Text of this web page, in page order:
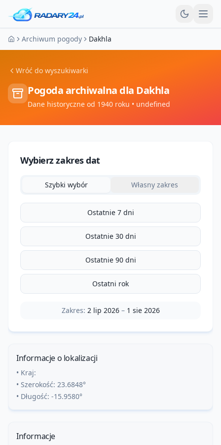
Strona główna
Archiwum pogody Dakhla
Wróć do wyszukiwarki
Pogoda archiwalna dla Dakhla
Dane historyczne od 1940 roku • undefined
Wybierz zakres dat
Szybki wybór Własny zakres
Ostatnie 7 dni
Ostatnie 30 dni
Ostatnie 90 dni
Ostatni rok
Zakres: 2 lip 2026– 1 sie 2026
Informacje o lokalizacji
• Kraj:
• Szerokość: 23.6848°
• Długość: -15.9580°
Informacje